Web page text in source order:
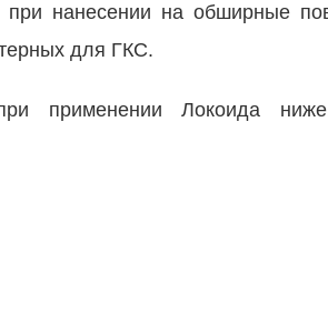
нанесении на обширные
для ГКС.
применении Локоида